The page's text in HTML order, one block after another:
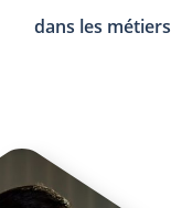
dans les